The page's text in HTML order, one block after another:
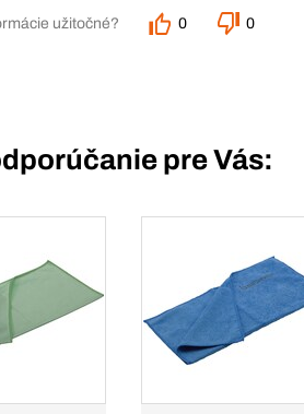
užitočné? 0 0
pre Vás: